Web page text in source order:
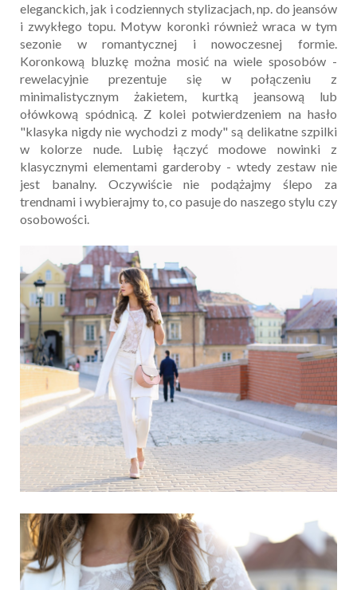
eleganckich, jak i codziennych stylizacjach, np. do jeansów
i zwykłego topu. Motyw koronki również wraca w tym
sezonie w romantycznej i nowoczesnej formie.
Koronkową bluzkę można mosić na wiele sposobów -
rewelacyjnie prezentuje się w połączeniu z
minimalistycznym żakietem, kurtką jeansową lub
ołówkową spódnicą. Z kolei potwierdzeniem na hasło
"klasyka nigdy nie wychodzi z mody" są delikatne szpilki
w kolorze nude. Lubię łączyć modowe nowinki z
klasycznymi elementami garderoby - wtedy zestaw nie
jest banalny. Oczywiście nie podążajmy ślepo za
trendnami i wybierajmy to, co pasuje do naszego stylu czy
osobowości.